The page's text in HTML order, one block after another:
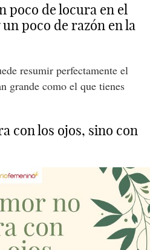
poco de locura en el
poco de razón en la
resumir perfectamente el
grande como el que tienes
con los ojos, sino con